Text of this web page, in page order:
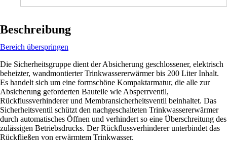
Beschreibung
Bereich überspringen
Die Sicherheitsgruppe dient der Absicherung geschlossener, elektrisch
beheizter, wandmontierter Trinkwassererwärmer bis 200 Liter Inhalt.
Es handelt sich um eine formschöne Kompaktarmatur, die alle zur
Absicherung geforderten Bauteile wie Absperrventil,
Rückflussverhinderer und Membransicherheitsventil beinhaltet. Das
Sicherheitsventil schützt den nachgeschalteten Trinkwassererwärmer
durch automatisches Öffnen und verhindert so eine Überschreitung des
zulässigen Betriebsdrucks. Der Rückflussverhinderer unterbindet das
Rückfließen von erwärmtem Trinkwasser.